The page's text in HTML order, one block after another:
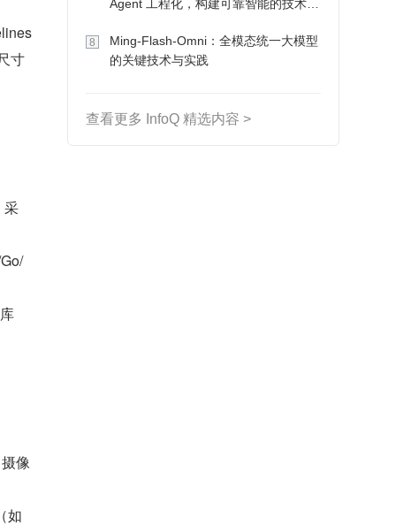
寸
采
像
如
Agent 工程化，构建可靠智能的技术路
8
Ming-Flash-Omni：全模态统一大模型
的关键技术与实践
查看更多 InfoQ 精选内容 >